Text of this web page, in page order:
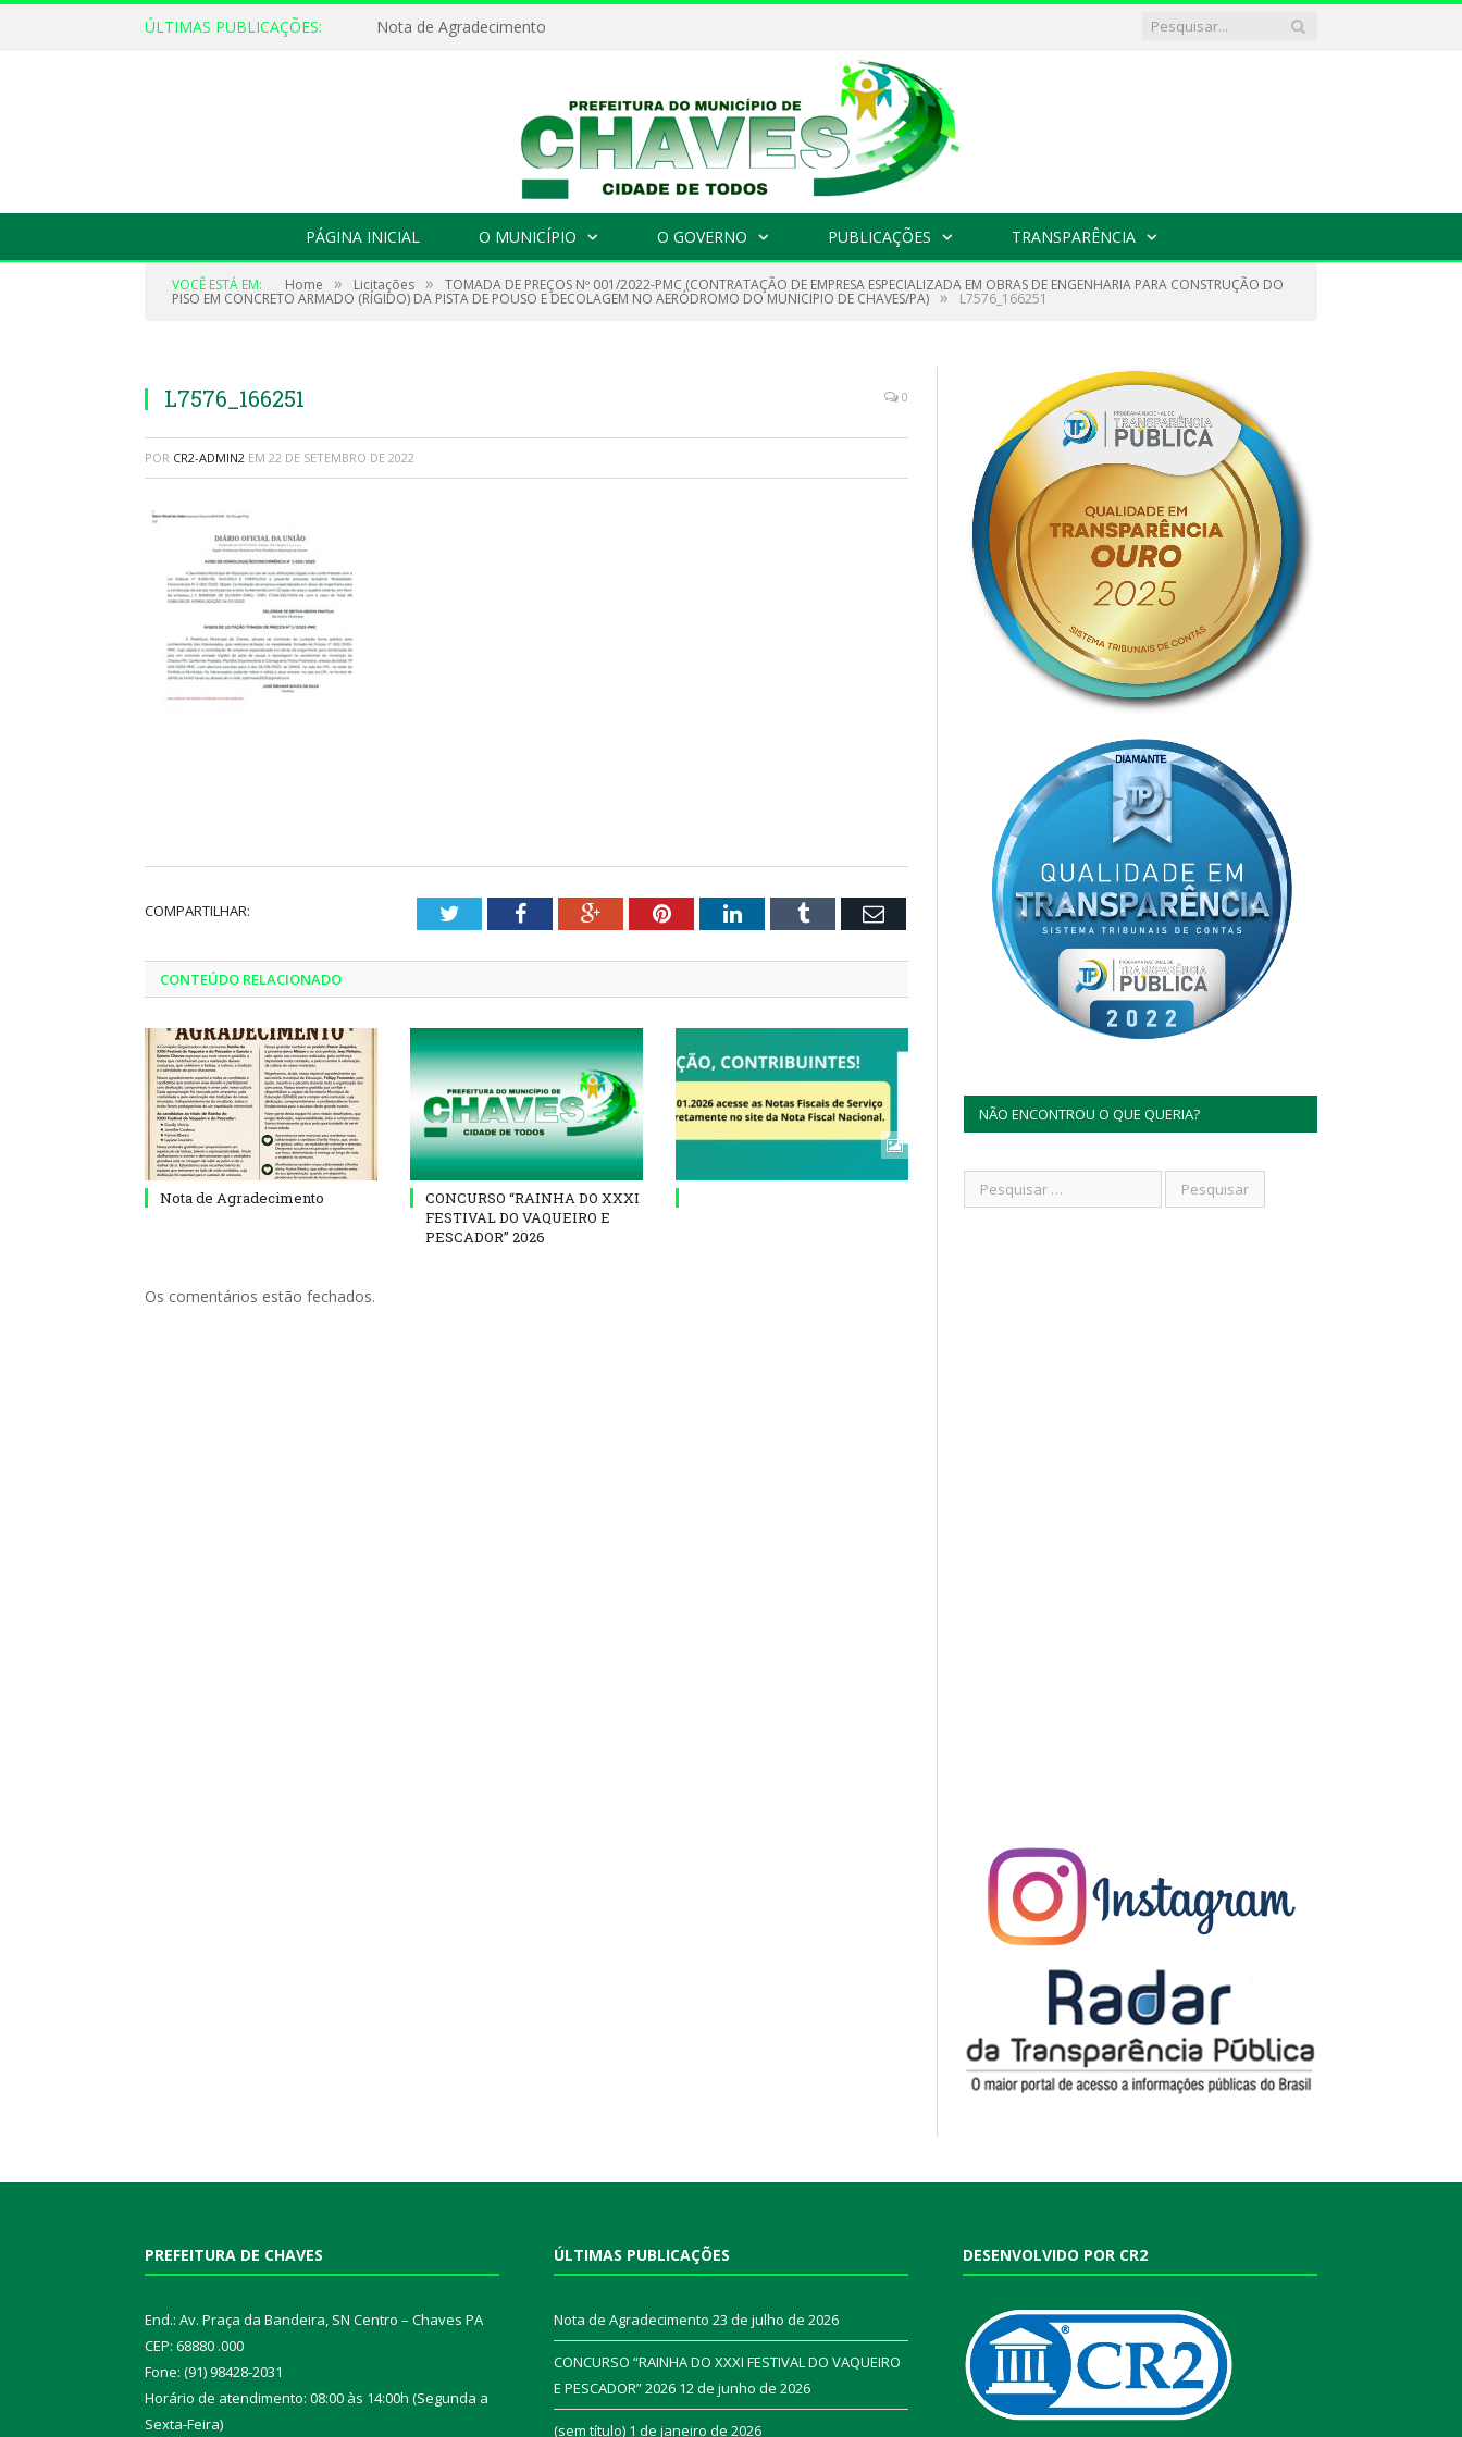
ÚLTIMAS PUBLICAÇÕES: Nota de Agradecimento
PÁGINA INICIAL O MUNICÍPIO O GOVERNO PUBLICAÇÕES TRANSPARÊNCIA
VOCÊ ESTÁ EM: Home » Licitações » TOMADA DE PREÇOS Nº 001/2022-PMC (CONTRATAÇÃO DE EMPRESA ESPECIALIZADA EM OBRAS DE ENGENHARIA PARA CONSTRUÇÃO DO
PISO EM CONCRETO ARMADO (RÍGIDO) DA PISTA DE POUSO E DECOLAGEM NO AERÓDROMO DO MUNICIPIO DE CHAVES/PA) » L7576_166251
L7576_166251 0
POR CR2-ADMIN2 EM 22 DE SETEMBRO DE 2022
COMPARTILHAR: TwitterFacebookGoogle+PinterestLinkedInTumblr Email
CONTEÚDO RELACIONADO
Nota de Agradecimento
CONCURSO “RAINHA DO XXXI
FESTIVAL DO VAQUEIRO E
PESCADOR” 2026
Os comentários estão fechados.
NÃO ENCONTROU O QUE QUERIA?
PREFEITURA DE CHAVES
End.: Av. Praça da Bandeira, SN Centro – Chaves PA
CEP: 68880 .000
Fone: (91) 98428-2031
Horário de atendimento: 08:00 às 14:00h (Segunda a
Sexta-Feira)
ÚLTIMAS PUBLICAÇÕES
Nota de Agradecimento 23 de julho de 2026
CONCURSO “RAINHA DO XXXI FESTIVAL DO VAQUEIRO
E PESCADOR” 2026 12 de junho de 2026
(sem título) 1 de janeiro de 2026
DESENVOLVIDO POR CR2